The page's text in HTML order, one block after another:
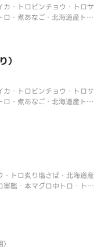
カ・トロビンチョウ・トロサ
・煮あなご・北海道産トロ
月30日（水）まで
切れの際はご容赦くださ
）
カ・トロビンチョウ・トロサ
・煮あなご・北海道産トロ
月30日（水）まで
切れの際はご容赦くださ
・トロ炙り塩さば・北海道産
軍艦・本マグロ中トロ・トロ
30日（水）まで
切れの際はご容赦ください